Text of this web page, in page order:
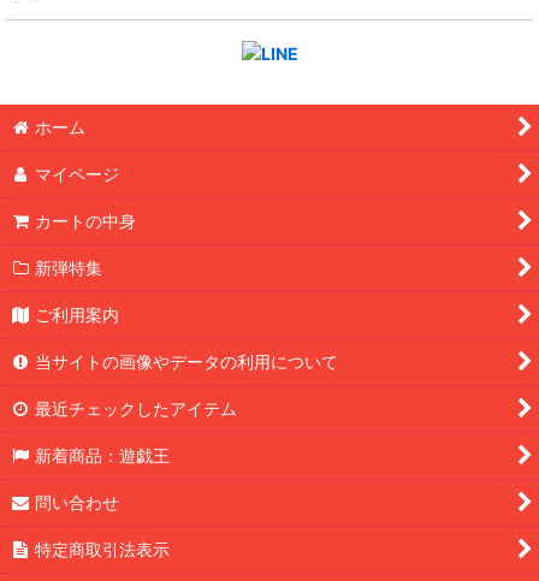
ホーム
マイページ
カートの中身
新弾特集
ご利用案内
当サイトの画像やデータの利用について
最近チェックしたアイテム
新着商品：遊戯王
問い合わせ
特定商取引法表示